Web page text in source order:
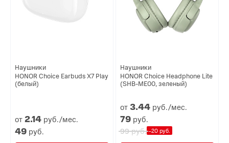
Наушники
HONOR Choice Earbuds X7 Play
(белый)
от2.14 руб./мес.
49 руб.
Наушники
HONOR Choice Headphone Lite
(SHB-ME00, зеленый)
от3.44 руб./мес.
79 руб.
99руб. -20 руб.